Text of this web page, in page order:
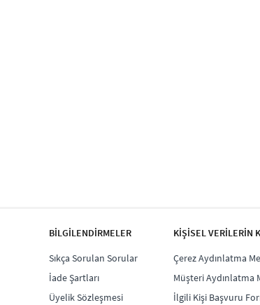
BİLGİLENDİRMELER
Sıkça Sorulan Sorular
İade Şartları
Üyelik Sözleşmesi
KİŞİSEL VERİLERİN
Çerez Aydınlatma
Müşteri Aydınlatma
İlgili Kişi Başvuru